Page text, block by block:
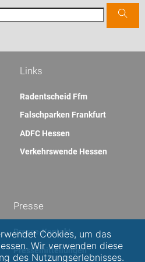
Links
Radentscheid Ffm
Falschparken Frankfurt
ADFC Hessen
Verkehrswende Hessen
Presse
Presse-Kontakt
Pressemitteilungen
Cookies, um das
Wir verwenden diese
des Nutzungserlebnisses.